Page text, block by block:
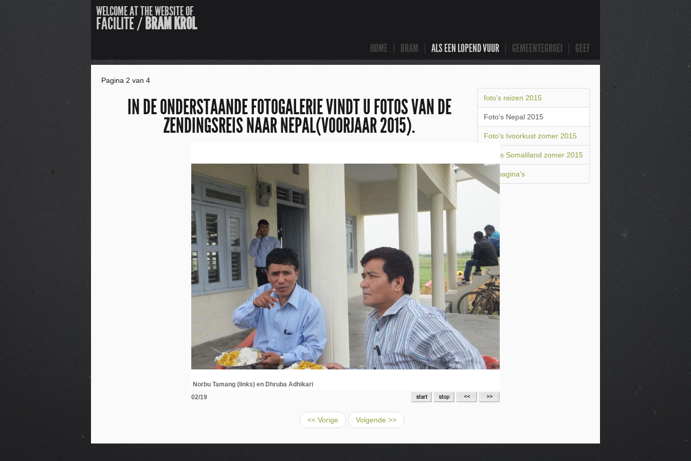
WELCOME AT THE WEBSITE OF
FACILITE / BRAM KROL
HOME BRAM ALS EEN LOPEND VUUR GEMEENTEGROEI GEEF
foto's reizen 2015
Foto's Nepal 2015
Foto's Ivoorkust zomer 2015
Foto's Somaliland zomer 2015
Alle pagina's
Pagina 2 van 4
IN DE ONDERSTAANDE FOTOGALERIE VINDT U FOTOS VAN DE
ZENDINGSREIS NAAR NEPAL(VOORJAAR 2015).
Norbu Tamang (links) en Dhruba Adhikari
02/19
<< Vorige Volgende >>